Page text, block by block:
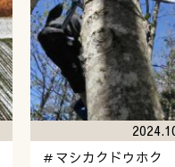
＃マシカクドウホク